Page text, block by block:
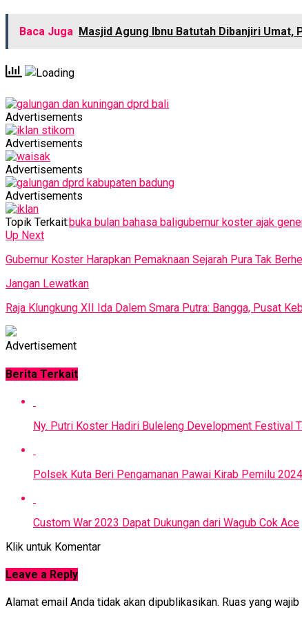
Baca Juga Masjid Agung Ibnu Batutah Dibanjiri
Advertisements
Advertisements
Advertisements
Advertisements
Topik Terkait:buka bulan bahasa baligubernur koster ajak
Up Next
Gubernur Koster Harapkan Pemaknaan Sejarah Pura Tak
Jangan Lewatkan
Raja Klungkung XII Ida Dalem Smara Putra: Bangga, Pusat
Advertisement
Berita Terkait
Ny. Putri Koster Hadiri Buleleng Development Festival
Polsek Kuta Beri Pengamanan Pawai Kirab Pemilu 2024
Custom War 2023 Dapat Dukungan dari Wagub Cok Ace
Klik untuk Komentar
Leave a Reply
Alamat email Anda tidak akan dipublikasikan. Ruas yang